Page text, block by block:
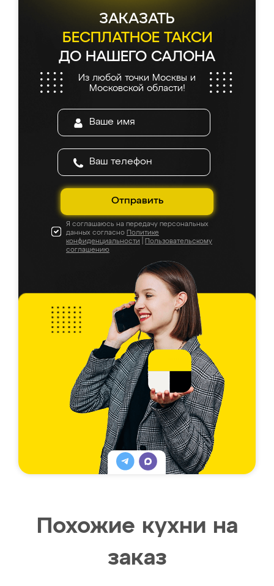
ЗАКАЗАТЬ
БЕСПЛАТНОЕ ТАКСИ
ДО НАШЕГО САЛОНА
Из любой точки Москвы и
Московской области!
Отправить
Я соглашаюсь на передачу персональных
данных согласно Политике
конфиденциальности
Пользовательскому
соглашению
Похожие кухни на
заказ